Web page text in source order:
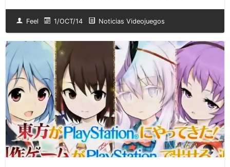
Feel 1/OCT/14 Noticias Videojuegos